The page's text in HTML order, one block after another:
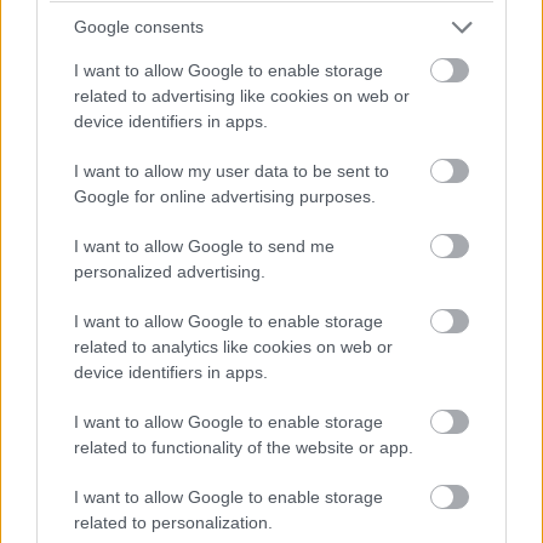
Google consents
I want to allow Google to enable storage
related to advertising like cookies on web or
device identifiers in apps.
I want to allow my user data to be sent to
Google for online advertising purposes.
I want to allow Google to send me
personalized advertising.
I want to allow Google to enable storage
related to analytics like cookies on web or
device identifiers in apps.
I want to allow Google to enable storage
related to functionality of the website or app.
I want to allow Google to enable storage
related to personalization.
komfort a pocit slobody. Prejavilo sa to aj v jej dome, kde
boli interiéry umne rozdelené paravánmi a zrkadlami tak,
zážitok z priestoru. Podobne ako priestor, aj jednotlivé
kusy nábytku mali viacero funkcií – dali sa rozkladať,
preklápať, zlučovať do zostáv a stohovať, pohyblivé prvky
príznačné pre tvorbu Eileen Grayovej vytvárali takzvaný